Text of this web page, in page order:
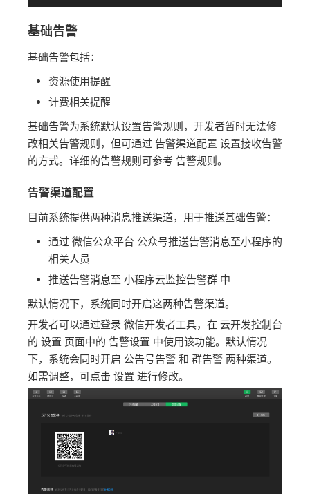
基础告警
基础告警包括：
资源使用提醒
计费相关提醒
基础告警为系统默认设置告警规则，开发者暂时无法修
改相关告警规则，但可通过 告警渠道配置 设置接收告警
的方式。详细的告警规则可参考 告警规则。
告警渠道配置
目前系统提供两种消息推送渠道，用于推送基础告警：
通过 微信公众平台 公众号推送告警消息至小程序的
相关人员
推送告警消息至 小程序云监控告警群 中
默认情况下，系统同时开启这两种告警渠道。
开发者可以通过登录 微信开发者工具，在 云开发控制台
的 设置 页面中的 告警设置 中使用该功能。默认情况
下，系统会同时开启 公告号告警 和 群告警 两种渠道。
如需调整，可点击 设置 进行修改。